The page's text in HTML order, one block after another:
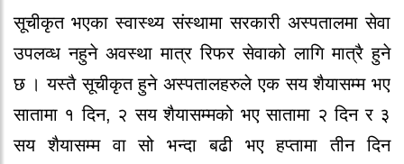
सूचीकृत भएका स्वास्थ्य संस्थामा सरकारी अस्पतालमा सेवा
उपलव्ध नहुने अवस्था मात्र रिफर सेवाको लागि मात्रै हुने
छ । यस्तै सूचीकृत हुने अस्पतालहरुले एक सय शैयासम्म भए
सातामा १ दिन, २ सय शैयासम्मको भए सातामा २ दिन र ३
सय शैयासम्म वा सो भन्दा बढी भए हप्तामा तीन दिन